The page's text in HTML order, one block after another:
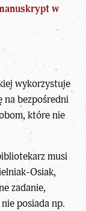
w
wykorzystuje
na bezpośredni
które nie
musi
Osiak,
zadanie,
posiada np.